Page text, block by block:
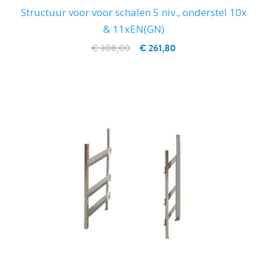
Structuur voor voor schalen 5 niv., onderstel 10x
& 11xEN(GN)
€ 261,80
€ 308,00